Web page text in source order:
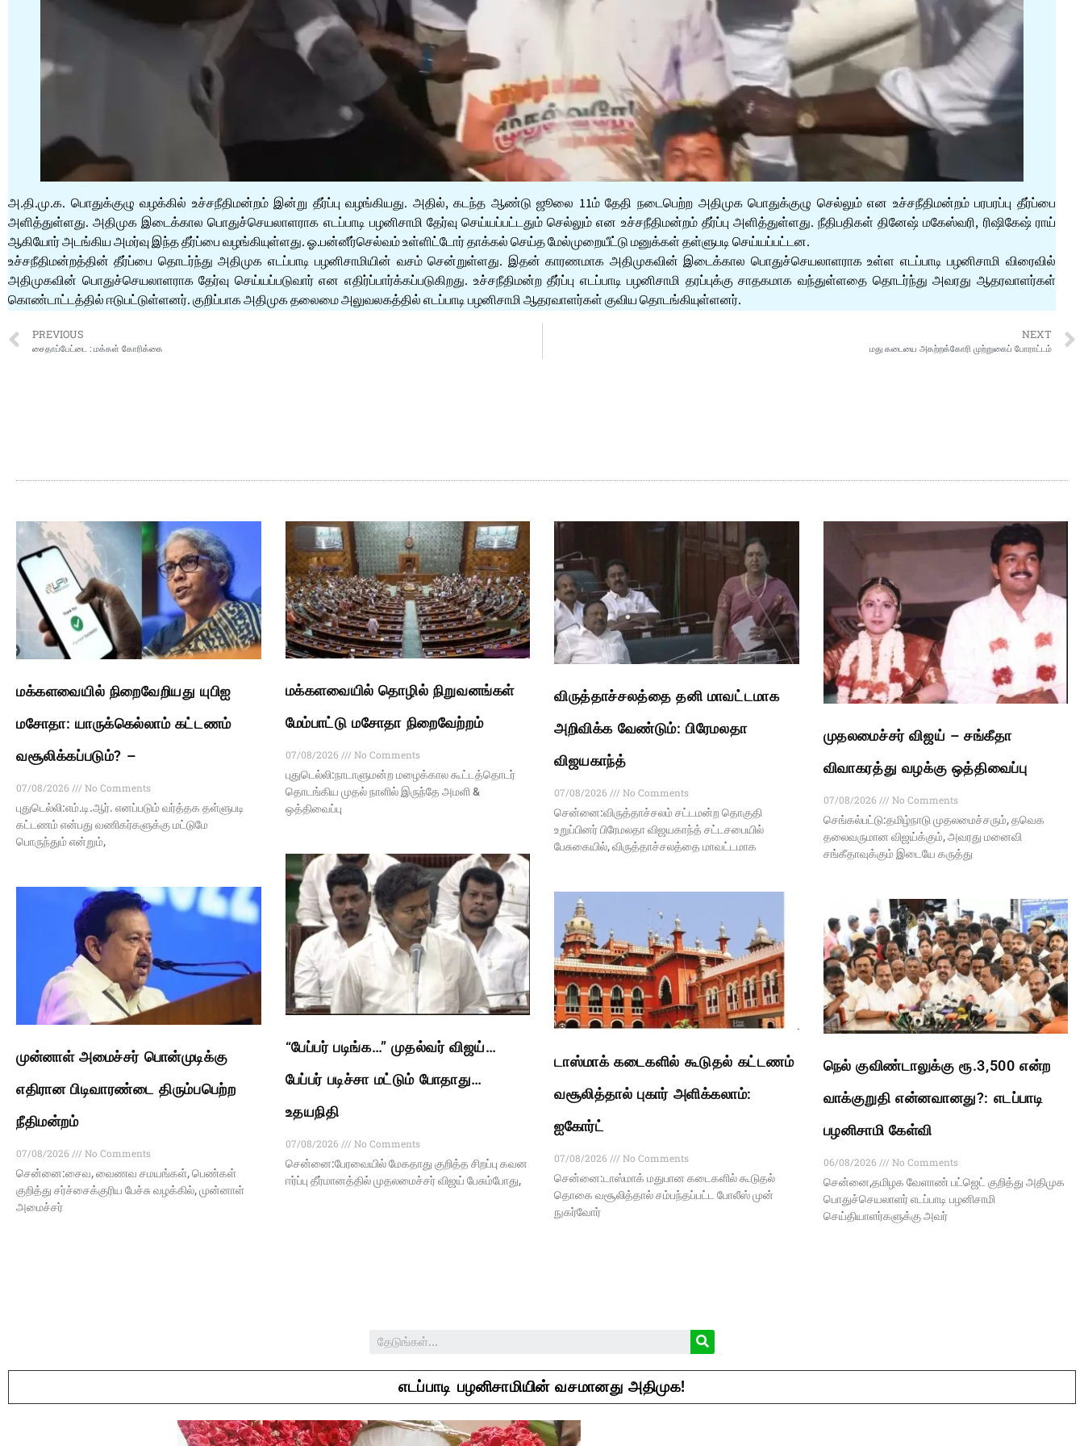
அ.தி.மு.க. பொதுக்குழு வழக்கில் உச்சநீதிமன்றம் இன்று தீர்ப்பு வழங்கியது. அதில், கடந்த ஆண்டு ஜூலை 11ம் தேதி நடைபெற்ற அதிமுக பொதுக்குழு செல்லும் என உச்சநீதிமன்றம் பரபரப்பு தீர்ப்பை
அளித்துள்ளது. அதிமுக இடைக்கால பொதுச்செயலாளராக எடப்பாடி பழனிசாமி தேர்வு செய்யப்பட்டதும் செல்லும் என உச்சநீதிமன்றம் தீர்ப்பு அளித்துள்ளது. நீதிபதிகள் தினேஷ் மகேஸ்வரி, ரிஷிகேஷ் ராய்
ஆகியோர் அடங்கிய அமர்வு இந்த தீர்ப்பை வழங்கியுள்ளது. ஓ.பன்னீர்செல்வம் உள்ளிட்டோர் தாக்கல் செய்த மேல்முறையீட்டு மனுக்கள் தள்ளுபடி செய்யப்பட்டன.
உச்சநீதிமன்றத்தின் தீர்ப்பை தொடர்ந்து அதிமுக எடப்பாடி பழனிசாமியின் வசம் சென்றுள்ளது. இதன் காரணமாக அதிமுகவின் இடைக்கால பொதுச்செயலாளராக உள்ள எடப்பாடி பழனிசாமி விரைவில்
அதிமுகவின் பொதுச்செயலாளராக தேர்வு செய்யப்படுவார் என எதிர்ப்பார்க்கப்படுகிறது. உச்சநீதிமன்ற தீர்ப்பு எடப்பாடி பழனிசாமி தரப்புக்கு சாதகமாக வந்துள்ளதை தொடர்ந்து அவரது ஆதரவாளர்கள்
கொண்டாட்டத்தில் ஈடுபட்டுள்ளனர். குறிப்பாக அதிமுக தலைமை அலுவலகத்தில் எடப்பாடி பழனிசாமி ஆதரவாளர்கள் குவிய தொடங்கியுள்ளனர்.
PREVIOUS
சைதாப்பேட்டை : மக்கள் கோரிக்கை
NEXT
மது கடையை அகற்றக்கோரி முற்றுகைப் போராட்டம்
மக்களவையில் நிறைவேறியது யுபிஐ
மசோதா: யாருக்கெல்லாம் கட்டணம்
வசூலிக்கப்படும்? –
07/08/2026
No Comments
புதுடெல்லி:எம்.டி.ஆர். எனப்படும் வர்த்தக தள்ளுபடி
கட்டணம் என்பது வணிகர்களுக்கு மட்டுமே
பொருந்தும் என்றும்,
மக்களவையில் தொழில் நிறுவனங்கள்
மேம்பாட்டு மசோதா நிறைவேற்றம்
07/08/2026
No Comments
புதுடெல்லி:நாடாளுமன்ற மழைக்கால கூட்டத்தொடர்
தொடங்கிய முதல் நாளில் இருந்தே அமளி &
ஒத்திவைப்பு
விருத்தாச்சலத்தை தனி மாவட்டமாக
அறிவிக்க வேண்டும்: பிரேமலதா
விஜயகாந்த்
07/08/2026
No Comments
சென்னை:விருத்தாச்சலம் சட்டமன்ற தொகுதி
உறுப்பினர் பிரேமலதா விஜயகாந்த் சட்டசபையில்
பேசுகையில், விருத்தாச்சலத்தை மாவட்டமாக
முதலமைச்சர் விஜய் – சங்கீதா
விவாகரத்து வழக்கு ஒத்திவைப்பு
07/08/2026
No Comments
செங்கல்பட்டு:தமிழ்நாடு முதலமைச்சரும், தவெக
தலைவருமான விஜய்க்கும், அவரது மனைவி
சங்கீதாவுக்கும் இடையே கருத்து
முன்னாள் அமைச்சர் பொன்முடிக்கு
எதிரான பிடிவாரண்டை திரும்பபெற்ற
நீதிமன்றம்
07/08/2026
No Comments
சென்னை:சைவ, வைணவ சமயங்கள், பெண்கள்
குறித்து சர்ச்சைக்குரிய பேச்சு வழக்கில், முன்னாள்
அமைச்சர்
“பேப்பர் படிங்க…” முதல்வர் விஜய்…
பேப்பர் படிச்சா மட்டும் போதாது…
உதயநிதி
07/08/2026
No Comments
சென்னை:பேரவையில் மேகதாது குறித்த சிறப்பு கவன
ஈர்ப்பு தீர்மானத்தில் முதலமைச்சர் விஜய் பேசும்போது,
டாஸ்மாக் கடைகளில் கூடுதல் கட்டணம்
வசூலித்தால் புகார் அளிக்கலாம்:
ஐகோர்ட்
07/08/2026
No Comments
சென்னை:டாஸ்மாக் மதுபான கடைகளில் கூடுதல்
தொகை வசூலித்தால் சம்பந்தப்பட்ட போலீஸ் முன்
நுகர்வோர்
நெல் குவிண்டாலுக்கு ரூ.3,500 என்ற
வாக்குறுதி என்னவானது?: எடப்பாடி
பழனிசாமி கேள்வி
06/08/2026
No Comments
சென்னை,தமிழக வேளாண் பட்ஜெட் குறித்து அதிமுக
பொதுச்செயலாளர் எடப்பாடி பழனிசாமி
செய்தியாளர்களுக்கு அவர்
எடப்பாடி பழனிசாமியின் வசமானது அதிமுக!